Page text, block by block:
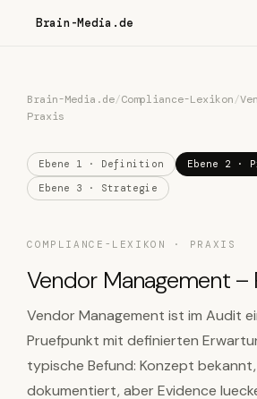
Brain-Media.de
Brain-Media.de/Compliance-Lexikon/
Praxis
Ebene 1 · Definition
Ebene 2 ·
Ebene 3 · Strategie
COMPLIANCE-LEXIKON · PRAXIS
Vendor Management –
Vendor Management ist im Audit
Pruefpunkt mit definierten
typische Befund: Konzept
dokumentiert, aber Evidence